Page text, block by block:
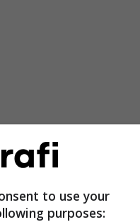
to use your
purposes: